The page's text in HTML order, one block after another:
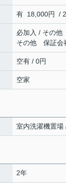
有 18,000円 /
必加入 / その他
その他 保証会
空有 / 0円
空家
室内洗濯機置場
2年